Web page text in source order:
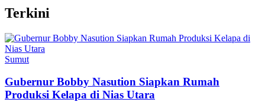
Terkini
Sumut
Gubernur Bobby Nasution Siapkan Rumah
Produksi Kelapa di Nias Utara